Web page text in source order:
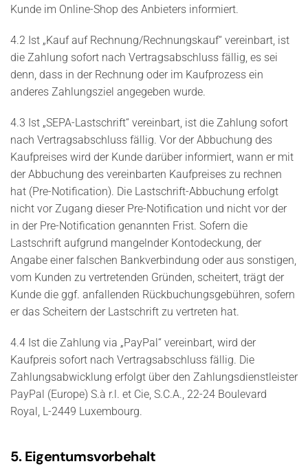
Kunde im Online-Shop des Anbieters informiert.
4.2 Ist „Kauf auf Rechnung/Rechnungskauf“ vereinbart, ist
die Zahlung sofort nach Vertragsabschluss fällig, es sei
denn, dass in der Rechnung oder im Kaufprozess ein
anderes Zahlungsziel angegeben wurde.
4.3 Ist „SEPA-Lastschrift“ vereinbart, ist die Zahlung sofort
nach Vertragsabschluss fällig. Vor der Abbuchung des
Kaufpreises wird der Kunde darüber informiert, wann er mit
der Abbuchung des vereinbarten Kaufpreises zu rechnen
hat (Pre-Notification). Die Lastschrift-Abbuchung erfolgt
nicht vor Zugang dieser Pre-Notification und nicht vor der
in der Pre-Notification genannten Frist. Sofern die
Lastschrift aufgrund mangelnder Kontodeckung, der
Angabe einer falschen Bankverbindung oder aus sonstigen,
vom Kunden zu vertretenden Gründen, scheitert, trägt der
Kunde die ggf. anfallenden Rückbuchungsgebühren, sofern
er das Scheitern der Lastschrift zu vertreten hat.
4.4 Ist die Zahlung via „PayPal“ vereinbart, wird der
Kaufpreis sofort nach Vertragsabschluss fällig. Die
Zahlungsabwicklung erfolgt über den Zahlungsdienstleister
PayPal (Europe) S.à r.l. et Cie, S.C.A., 22-24 Boulevard
Royal, L-2449 Luxembourg.
5. Eigentumsvorbehalt